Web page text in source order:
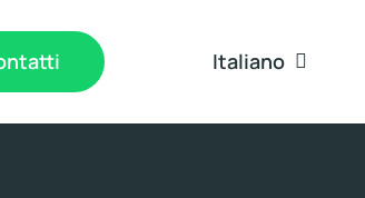
Italiano